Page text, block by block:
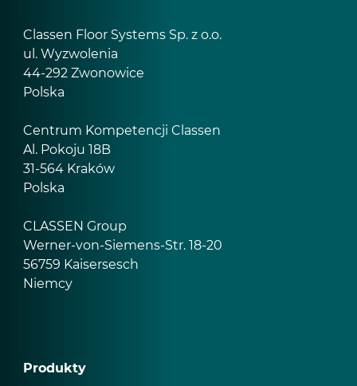
Classen Floor Systems Sp. z o.o.
ul. Wyzwolenia
44-292 Zwonowice
Polska
Centrum Kompetencji Classen
Al. Pokoju 18B
31-564 Kraków
Polska
CLASSEN Group
Werner-von-Siemens-Str. 18-20
56759 Kaisersesch
Niemcy
Produkty